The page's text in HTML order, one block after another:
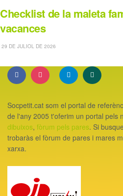
Checklist de la maleta
vacances
29 DE JULIOL DE 2026
Socpetit.cat som el portal de
de l'any 2005 t'oferim un portal pels
dibuixos, fòrum pels pares. Si
trobaràs el fòrum de pares i mares
xarxa.